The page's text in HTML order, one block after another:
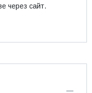
через сайт.